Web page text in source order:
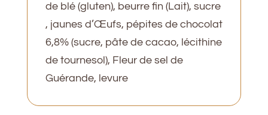
de blé (gluten), beurre fin (Lait), sucre
, jaunes d’Œufs, pépites de chocolat
6,8% (sucre, pâte de cacao, lécithine
de tournesol), Fleur de sel de
Guérande, levure